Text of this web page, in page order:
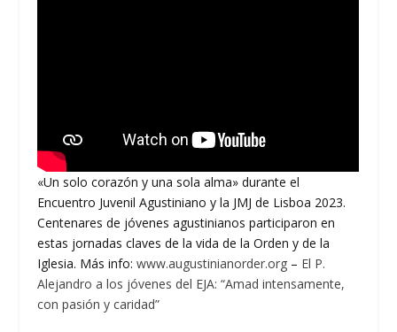
«Un solo corazón y una sola alma» durante el
Encuentro Juvenil Agustiniano y la JMJ de Lisboa 2023.
Centenares de jóvenes agustinianos participaron en
estas jornadas claves de la vida de la Orden y de la
Iglesia. Más info:www.augustinianorder.org – El P.
Alejandro a los jóvenes del EJA: “Amad intensamente,
con pasión y caridad”